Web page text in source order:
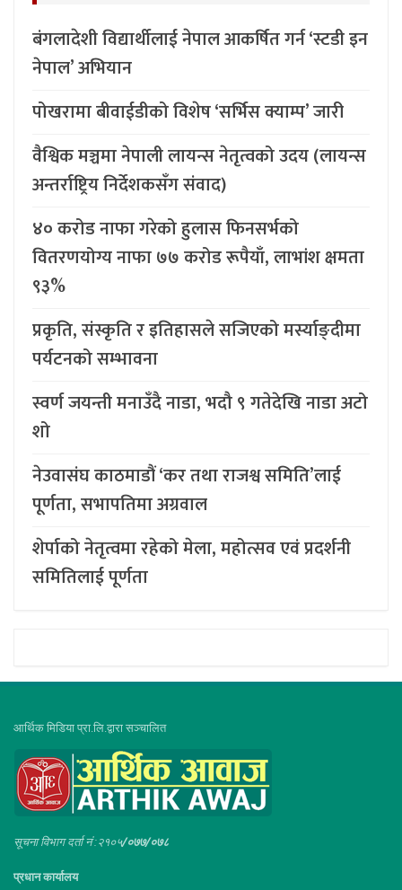
बंगलादेशी विद्यार्थीलाई नेपाल आकर्षित गर्न ‘स्टडी इन
नेपाल’ अभियान
पोखरामा बीवाईडीको विशेष ‘सर्भिस क्याम्प’ जारी
वैश्विक मञ्चमा नेपाली लायन्स नेतृत्वको उदय (लायन्स
अन्तर्राष्ट्रिय निर्देशकसँग संवाद)
४० करोड नाफा गरेको हुलास फिनसर्भको
वितरणयोग्य नाफा ७७ करोड रूपैयाँ, लाभांश क्षमता
९३%
प्रकृति, संस्कृति र इतिहासले सजिएको मर्स्याङ्दीमा
पर्यटनको सम्भावना
स्वर्ण जयन्ती मनाउँदै नाडा, भदौ ९ गतेदेखि नाडा अटो
शो
नेउवासंघ काठमाडौं ‘कर तथा राजश्व समिति’लाई
पूर्णता, सभापतिमा अग्रवाल
शेर्पाको नेतृत्वमा रहेको मेला, महोत्सव एवं प्रदर्शनी
समितिलाई पूर्णता
आर्थिक मिडिया प्रा.लि.द्वारा सञ्चालित
सूचना विभाग दर्ता नं :२१०५/०७७/०७८
प्रधान कार्यालय